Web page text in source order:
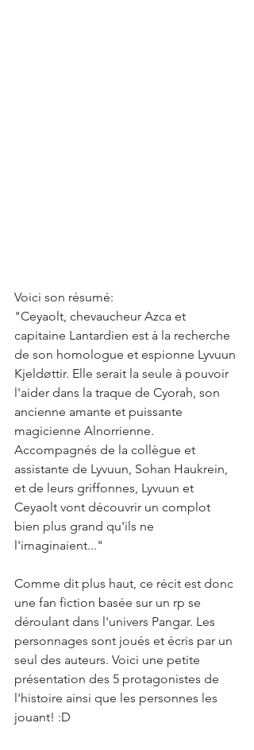
Voici son résumé:
"Ceyaolt, chevaucheur Azca et
capitaine Lantardien est à la recherche
de son homologue et espionne Lyvuun
Kjeldøttir. Elle serait la seule à pouvoir
l'aider dans la traque de Cyorah, son
ancienne amante et puissante
magicienne Alnorrienne.
Accompagnés de la collègue et
assistante de Lyvuun, Sohan Haukrein,
et de leurs griffonnes, Lyvuun et
Ceyaolt vont découvrir un complot
bien plus grand qu'ils ne
l'imaginaient..."
Comme dit plus haut, ce récit est donc
une fan fiction basée sur un rp se
déroulant dans l'univers Pangar. Les
personnages sont joués et écris par un
seul des auteurs. Voici une petite
présentation des 5 protagonistes de
l'histoire ainsi que les personnes les
jouant! :D